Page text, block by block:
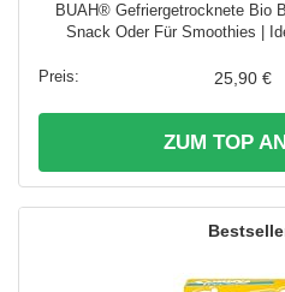
BUAH® Gefriergetrocknete Bio
Snack Oder Für Smoothies |
25,90 €
ZUM TOP